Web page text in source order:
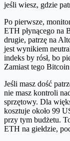
jeśli wiesz, gdzie
Po pierwsze,
ETH płynącego na
drugie, patrzę na
jest wynikiem
indeks by rósł, bo
Zamiast tego
Jeśli masz dość
nie masz kontroli
sprzętowy. Dla
kosztuje około 99
przy tym budżetu.
ETH na giełdzie,